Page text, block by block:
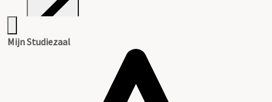
Mijn Studiezaal